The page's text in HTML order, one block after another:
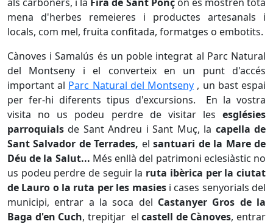
mena d'herbes remeieres i productes artesanals i
locals, com mel, fruita confitada, formatges o embotits.
Cànoves i Samalús és un poble integrat al Parc Natural
del Montseny i el converteix en un punt d'accés
important al Parc Natural del Montseny , un bast espai
per fer-hi diferents tipus d'excursions. En la vostra
visita no us podeu perdre de visitar les esglésies
parroquials de Sant Andreu i Sant Muç, la capella de
Sant Salvador de Terrades, elsantuari de la Mare de
Déu de la Salut... Més enllà del patrimoni eclesiàstic no
us podeu perdre de seguir la ruta ibèrica per la ciutat
de Lauro o la ruta per les masiesi cases senyorials del
municipi, entrar a la soca del Castanyer Gros de la
Baga d'en Cuch, trepitjar elcastell de Cànoves, entrar